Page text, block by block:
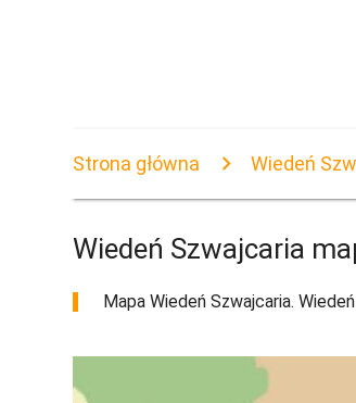
Strona główna Wiedeń
Wiedeń Szwajcaria
Mapa Wiedeń Szwajcaria.